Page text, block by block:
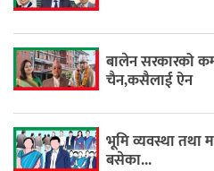
बालेन सरकारको
चैन,कसैलाई ऐन
भूमि व्यवस्था तथा
बसेका...